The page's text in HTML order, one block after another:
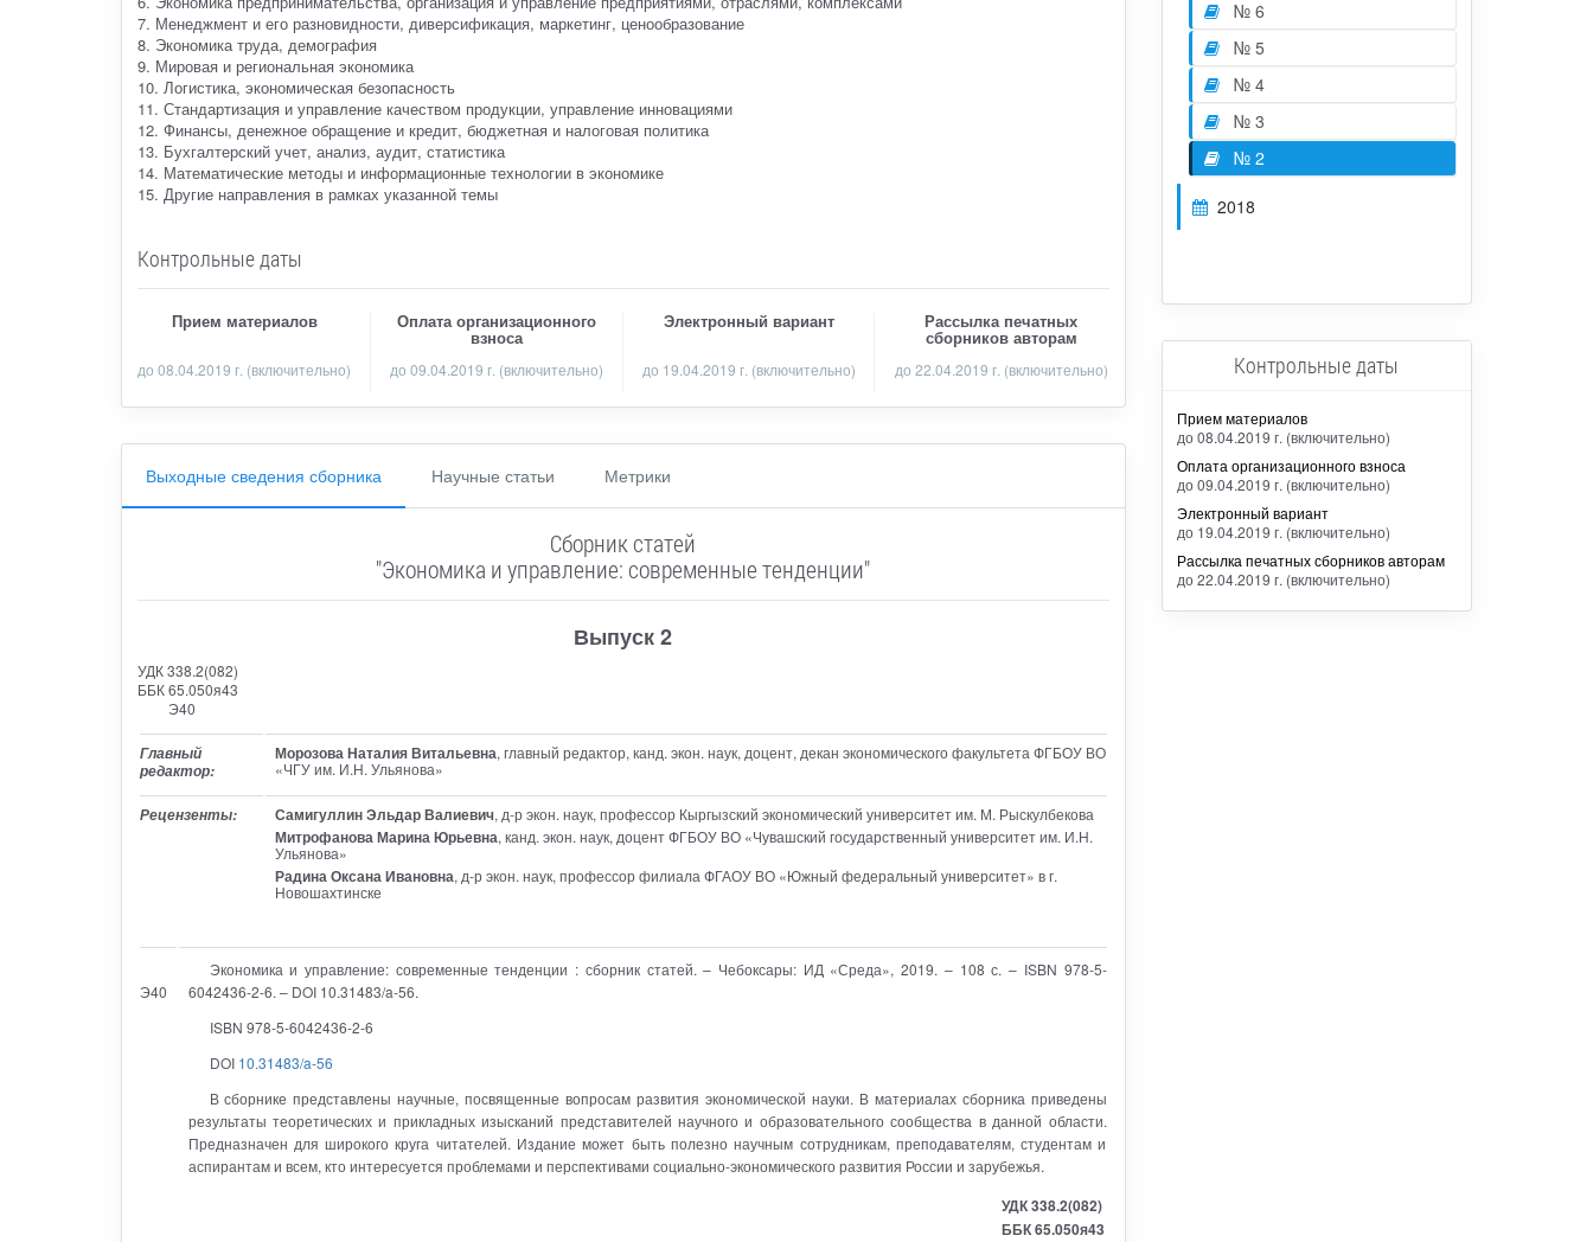
7. Менеджмент и его разновидности, диверсификация, маркетинг, ценообразование
8. Экономика труда, демография
9. Мировая и региональная экономика
10. Логистика, экономическая безопасность
11. Стандартизация и управление качеством продукции, управление инновациями
12. Финансы, денежное обращение и кредит, бюджетная и налоговая политика
13. Бухгалтерский учет, анализ, аудит, статистика
14. Математические методы и информационные технологии в экономике
15. Другие направления в рамках указанной темы
Контрольные даты
Прием материалов
до08.04.2019 г. (включительно)
Оплата организационного
взноса
до 09.04.2019 г. (включительно)
Электронный вариант
до 19.04.2019 г. (включительно)
Рассылка печатных
сборников авторам
до 22.04.2019 г. (включительно)
Выходные сведения сборника Научные статьи Метрики
Сборник статей
"Экономика и управление: современные тенденции"
Выпуск 2
УДК 338.2(082)
ББК 65.050я43
Э40
Главный
редактор:
Морозова Наталия Витальевна, главный редактор, канд. экон. наук, доцент, декан экономического факультета ФГБОУ ВО
«ЧГУ им. И.Н. Ульянова»
Рецензенты: Самигуллин Эльдар Валиевич, д-р экон. наук, профессор Кыргызский экономический университет им. М. Рыскулбекова
Митрофанова Марина Юрьевна, канд. экон. наук, доцент ФГБОУ ВО «Чувашский государственный университет им. И.Н.
Ульянова»
Радина Оксана Ивановна, д-р экон. наук, профессор филиала ФГАОУ ВО «Южный федеральный университет» в г.
Новошахтинске
Э40
Экономика и управление: современные тенденции : сборник статей. – Чебоксары: ИД «Среда», 2019. – 108 с. – ISBN 978-5-
6042436-2-6. – DOI 10.31483/a-56.
ISBN 978-5-6042436-2-6
DOI 10.31483/a-56
В сборнике представлены научные, посвященные вопросам развития экономической науки. В материалах сборника приведены
результаты теоретических и прикладных изысканий представителей научного и образовательного сообщества в данной области.
Предназначен для широкого круга читателей. Издание может быть полезно научным сотрудникам, преподавателям, студентам и
аспирантам и всем, кто интересуется проблемами и перспективами социально-экономического развития России и зарубежья.
УДК 338.2(082)
ББК 65.050я43
№ 6
№ 5
№ 4
№ 3
№ 2
2018
Контрольные даты
Прием материалов
до 08.04.2019 г. (включительно)
Оплата организационного взноса
до 09.04.2019 г. (включительно)
Электронный вариант
до 19.04.2019 г. (включительно)
Рассылка печатных сборников авторам
до 22.04.2019 г. (включительно)